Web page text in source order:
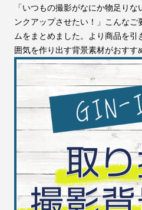
「いつもの撮影がなにか物足り
ンクアップさせたい！」こんな
ムをまとめました。より商品を
囲気を作り出す背景素材がおすす